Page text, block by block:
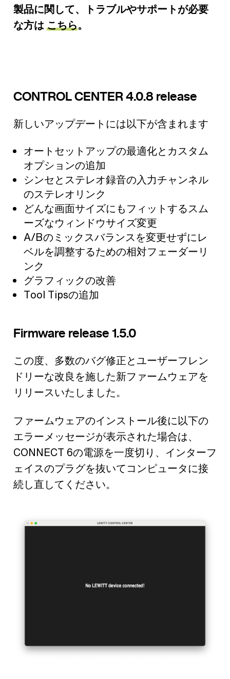
製品に関して、トラブルやサポートが必要
な方はこちら。
CONTROL CENTER 4.0.8 release
新しいアップデートには以下が含まれます
オートセットアップの最適化とカスタム
オプションの追加
シンセとステレオ録音の入力チャンネル
のステレオリンク
どんな画面サイズにもフィットするスム
ーズなウィンドウサイズ変更
A/Bのミックスバランスを変更せずにレ
ベルを調整するための相対フェーダーリ
ンク
グラフィックの改善
Tool Tipsの追加
Firmware release 1.5.0
この度、多数のバグ修正とユーザーフレン
ドリーな改良を施した新ファームウェアを
リリースいたしました。
ファームウェアのインストール後に以下の
エラーメッセージが表示された場合は、
CONNECT 6の電源を一度切り、インターフ
ェイスのプラグを抜いてコンピュータに接
続し直してください。